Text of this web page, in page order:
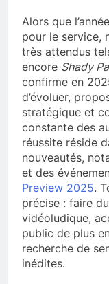
Alors que
pour le service,
très attendus
encore Shady
confirme en
d’évoluer,
stratégique et
constante des
réussite réside
nouveautés,
et des
Preview 2025.
précise : faire
vidéoludique,
public de plus
recherche de
inédites.